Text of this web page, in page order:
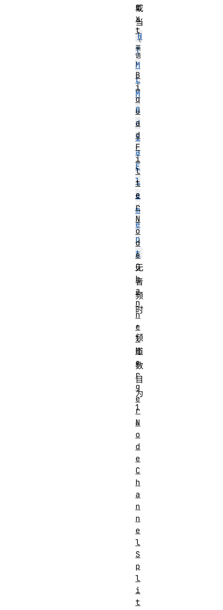
或
当
H
T
M
L
M
e
d
i
a
E
l
e
m
e
n
t
无
音
频
时
，
频
道
数
目
为
1
。
输
入
数
目
输
出
数
目
通
e
x
t
B
i
q
u
a
d
F
i
l
t
e
r
N
o
d
e
C
h
a
n
n
e
l
M
e
r
g
e
r
N
o
d
e
C
h
a
n
n
e
l
S
p
l
i
t